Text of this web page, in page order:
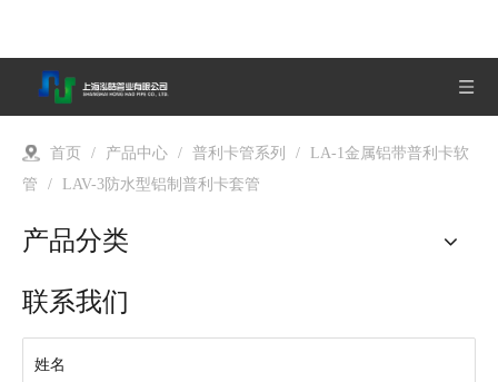
首页 / 产品中心 / 普利卡管系列 /
LA-1金属铝带普利卡软
管
/ LAV-3防水型铝制普利卡套管
产品分类
联系我们
姓名